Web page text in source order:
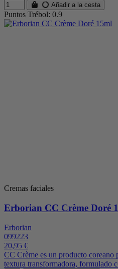
Añadir a la cesta
Puntos Trébol: 0.9
Cremas faciales
Erborian CC Crème Doré
Erborian
099223
20,95 €
CC Crème es un producto coreano
textura transformadora, formulado